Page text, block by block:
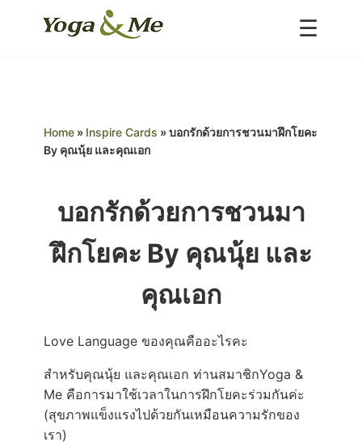
☰
Inspire
Teacher
Contact Us
Home» Inspire Cards »บอกรักด้วยการชวนมาฝึกโยคะ
By คุณนุ้ย และคุณเอก
บอกรักด้วยการชวนมา
ฝึกโยคะ By คุณนุ้ย และ
คุณเอก
Love Language ของคุณคืออะไรคะ
สำหรับคุณนุ้ย และคุณเอก ท่านสมาชิกYoga &
Me คือการมาใช้เวลาในการฝึกโยคะร่วมกันค่ะ
(สุขภาพแข็งแรงไปด้วยกันเหมือนความรักของ
เรา)